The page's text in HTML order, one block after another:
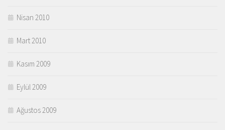
Nisan 2010
Mart 2010
Kasım 2009
Eylül 2009
Ağustos 2009